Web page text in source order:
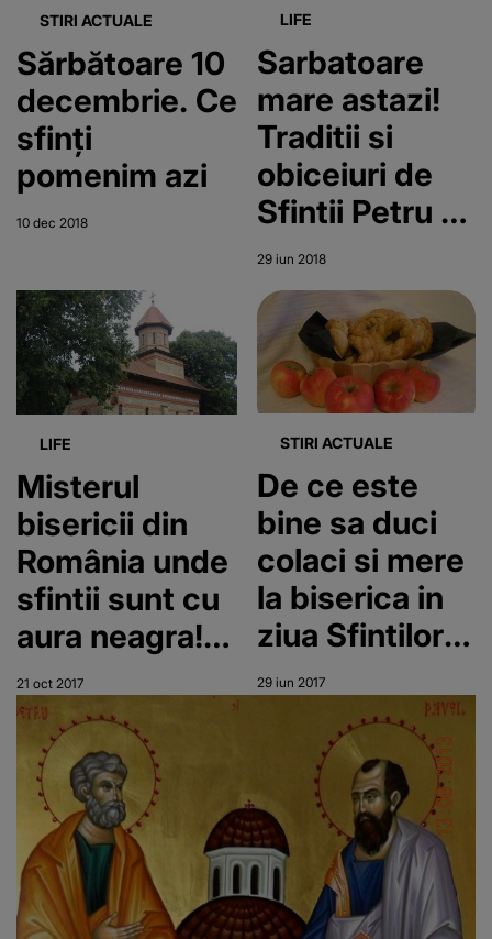
STIRI ACTUALE
Sărbătoare 10
decembrie. Ce
sfinți
pomenim azi
10 dec 2018
LIFE
Sarbatoare
mare astazi!
Traditii si
obiceiuri de
Sfintii Petru si
Pavel. Ce nu
au voie
femeile sa
faca sub nicio
forma in
aceasta zi
29 iun 2018
LIFE
Misterul
bisericii din
România unde
sfintii sunt cu
aura neagra! E
singura din
lume in care
sfintii tin doliu
21 oct 2017
STIRI ACTUALE
De ce este
bine sa duci
colaci si mere
la biserica in
ziua Sfintilor
Petru si Pavel
29 iun 2017